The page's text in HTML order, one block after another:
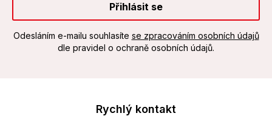
Přihlásit se
Odesláním e-mailu souhlasíte se zpracováním osobních údajů
dle pravidel o ochraně osobních údajů.
Rychlý kontakt